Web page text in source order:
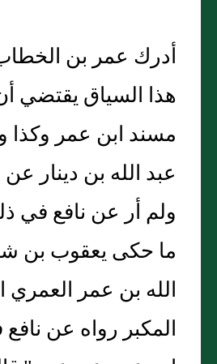
أدرك عمر بن
هذا السياق يقتضي
مسند ابن عمر وكذا
عبد الله بن دينار
ولم أر عن نافع في
ما حكى يعقوب بن
الله بن عمر
المكبر رواه عن